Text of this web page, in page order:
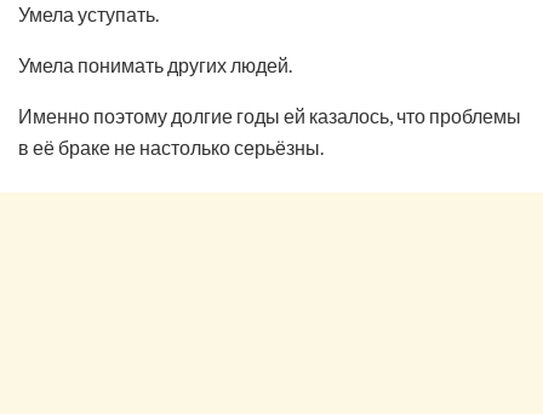
Умела уступать.
Умела понимать других людей.
Именно поэтому долгие годы ей казалось, что проблемы
в её браке не настолько серьёзны.